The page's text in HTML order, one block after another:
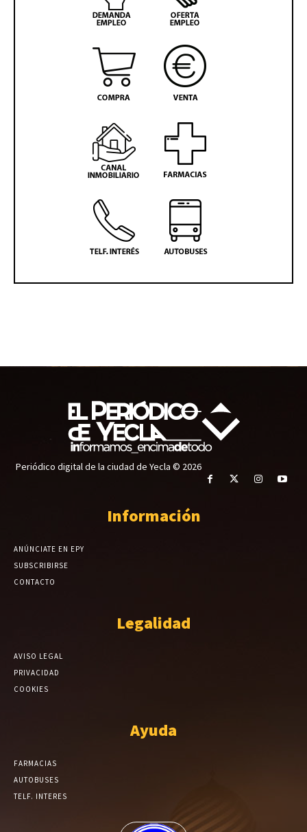
Periódico digital de la ciudad de Yecla © 2026
Información
ANÚNCIATE EN EPY
SUBSCRIBIRSE
CONTACTO
Legalidad
AVISO LEGAL
PRIVACIDAD
COOKIES
Ayuda
FARMACIAS
AUTOBUSES
TELF. INTERES